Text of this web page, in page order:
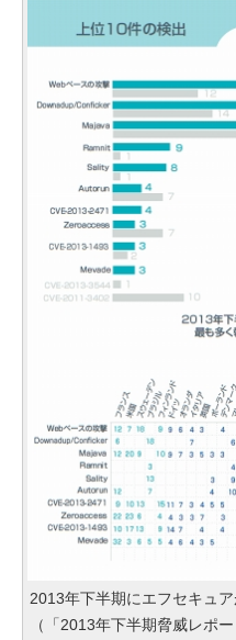
2013年下半期にエフセキュ
（「2013年下半期脅威レポー